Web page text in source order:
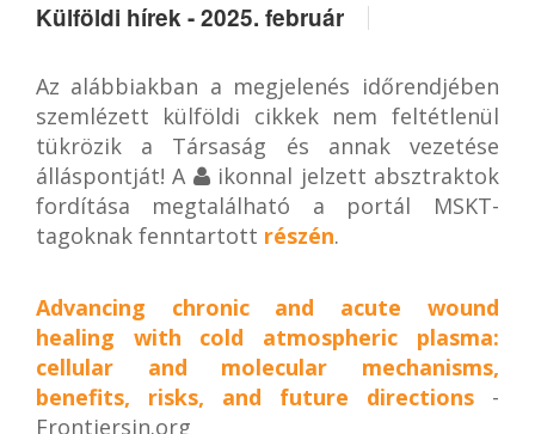
Külföldi hírek - 2025. február
Az alábbiakban a megjelenés időrendjében
szemlézett külföldi cikkek nem feltétlenül
tükrözik a Társaság és annak vezetése
álláspontját! A
ikonnal jelzett absztraktok
fordítása megtalálható a portál MSKT-
tagoknak fenntartott részén.
Advancing chronic and acute wound
healing with cold atmospheric plasma:
cellular and molecular mechanisms,
benefits, risks, and future directions -
Frontiersin.org